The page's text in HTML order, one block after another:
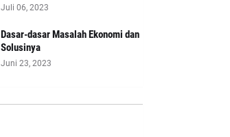
Juli 06, 2023
Dasar-dasar Masalah Ekonomi dan
Solusinya
Juni 23, 2023